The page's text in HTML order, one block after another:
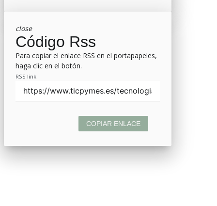
close
Código Rss
Para copiar el enlace RSS en el portapapeles,
haga clic en el botón.
RSS link
COPIAR ENLACE